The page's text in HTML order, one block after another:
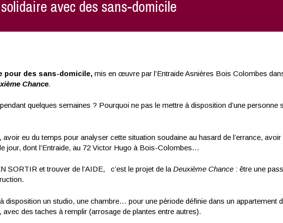
avec des sans-domicile
pour des sans-domicile,mis en œuvre par l’Entraide Asnières Bois Colombes
Chance.
quelques semaines ? Pourquoi ne pas le mettre à disposition d’une personne
eu du temps pour analyser cette situation soudaine au hasard de l’errance, avoir
jour, dont l’Entraide, au 72 Victor Hugo à Bois-Colombes…
SORTIR et trouver de l’AIDE, c’est le projet de la Deuxième Chance: être une
disposition un studio, une chambre… pour une période définie dans un appartement
des taches à remplir (arrosage de plantes entre autres).